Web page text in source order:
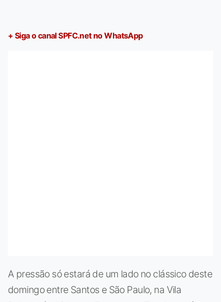
+ Siga o canal SPFC.net no WhatsApp
A pressão só estará de um lado no clássico deste
domingo entre Santos e São Paulo, na Vila